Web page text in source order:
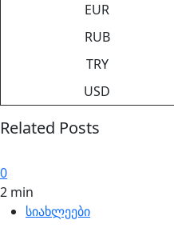
EUR
RUB
TRY
USD
Related Posts
0
2 min
სიახლეები